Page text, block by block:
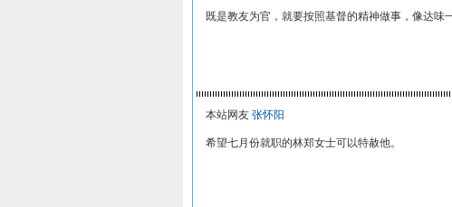
既是教友为官，就要按照基督的精神做事，像达味
本站网友 张怀阳
希望七月份就职的林郑女士可以特赦他。